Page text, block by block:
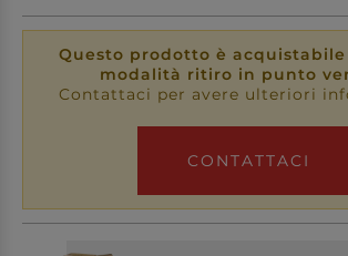
Questo prodotto è acquistabile
modalità ritiro in punto
Contattaci per avere ulteriori
CONTATTACI